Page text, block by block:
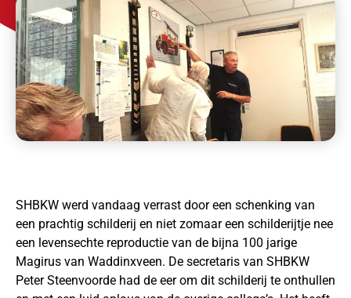
SHBKW werd vandaag verrast door een schenking van
een prachtig schilderij en niet zomaar een schilderijtje nee
een levensechte reproductie van de bijna 100 jarige
Magirus van Waddinxveen. De secretaris van SHBKW
Peter Steenvoorde had de eer om dit schilderij te onthullen